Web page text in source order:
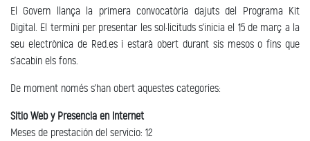
El Govern llança la primera convocatòria dajuts del Programa Kit
Digital. El termini per presentar les sol·licituds s’inicia el 15 de març a la
seu electrònica de Red.es i estarà obert durant sis mesos o fins que
s’acabin els fons.
De moment només s’han obert aquestes categories:
Sitio Web y Presencia en Internet
Meses de prestación del servicio: 12